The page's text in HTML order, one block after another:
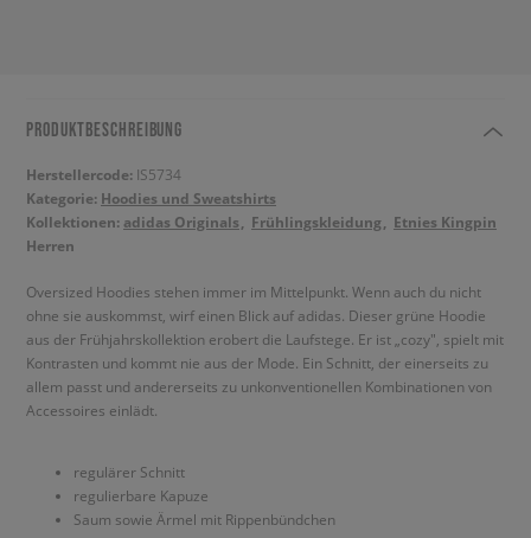
PRODUKTBESCHREIBUNG
Herstellercode: IS5734
Kategorie: Hoodies und Sweatshirts
Kollektionen: adidas Originals Frühlingskleidung
Etnies Kingpin
Herren
Oversized Hoodies stehen immer im Mittelpunkt. Wenn auch du nicht
ohne sie auskommst, wirf einen Blick auf adidas. Dieser grüne Hoodie
aus der Frühjahrskollektion erobert die Laufstege. Er ist „cozy", spielt mit
Kontrasten und kommt nie aus der Mode. Ein Schnitt, der einerseits zu
allem passt und andererseits zu unkonventionellen Kombinationen von
Accessoires einlädt.
regulärer Schnitt
regulierbare Kapuze
Saum sowie Ärmel mit Rippenbündchen